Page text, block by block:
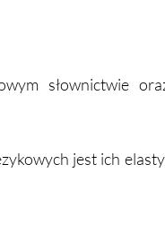
słownictwie
jest ich